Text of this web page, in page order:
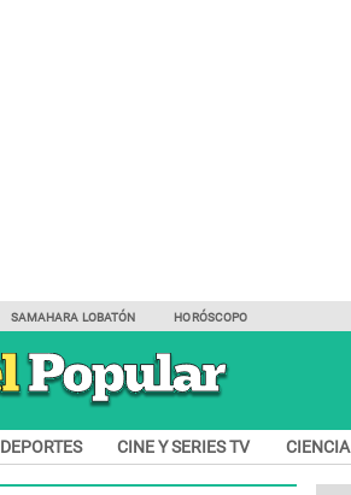
SAMAHARA LOBATÓN HORÓSCOPO
DEPORTES CINE Y SERIES TV CIENCIA